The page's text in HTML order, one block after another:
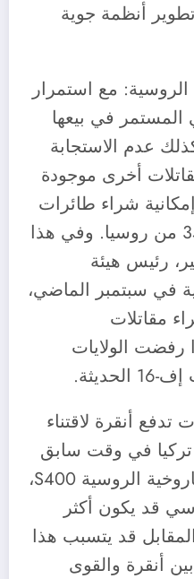
أنظمة جوية
الروسية: مع استمرار
المستمر في بيعها
وكذلك عدم الاستجابة
أخرى موجودة
شراء طائرات
مقاتلة من نوع سوخوي-35 من روسيا. وفي هذا
رئيس هيئة
في سبتمبر الماضي،
مقاتلات
إذا رفضت الولايات
تدفع أنقرة لاقتناء
تركيا في وقت سابق
على منظومة الدفاع الصاروخية الروسية S400،
قد يكون أكثر
قد يتسبب هذا
أنقرة والقوى